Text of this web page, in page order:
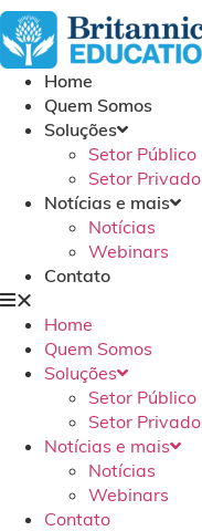
Home
Quem Somos
Soluções
Setor Público
Setor Privado
Notícias e mais
Notícias
Webinars
Contato
Home
Quem Somos
Soluções
Setor Público
Setor Privado
Notícias e mais
Notícias
Webinars
Contato